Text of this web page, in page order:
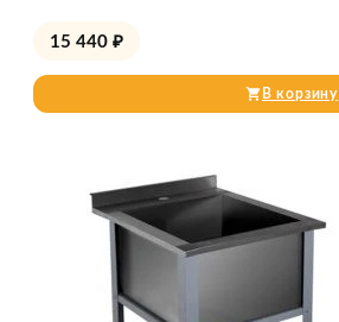
15 440 ₽
В корзину